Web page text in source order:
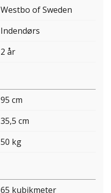
Westbo of Sweden
Indendørs
2 år
95 cm
35,5 cm
50 kg
65 kubikmeter